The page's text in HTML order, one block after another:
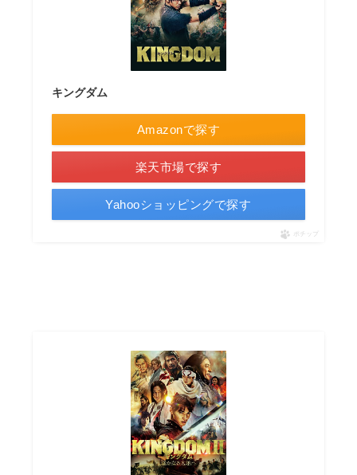
キングダム
Amazonで探す
楽天市場で探す
Yahooショッピングで探す
ポチップ